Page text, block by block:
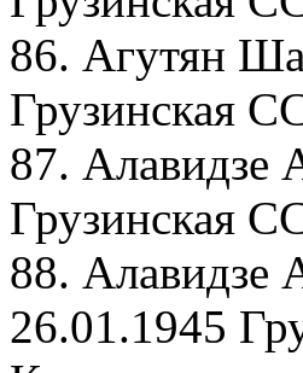
86. Агутян
Грузинская
87. Алавидзе
Грузинская
88. Алавидзе
26.01.1945